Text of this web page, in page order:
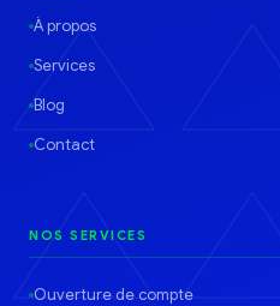
À propos
Services
Blog
Contact
NOS SERVICES
Ouverture de compte